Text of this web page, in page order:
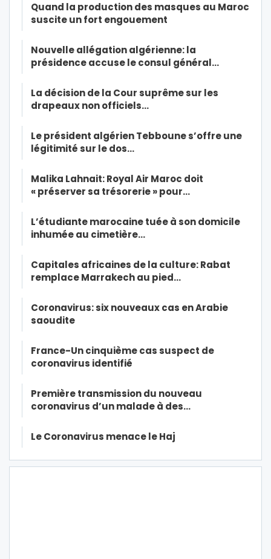
Quand la production des masques au Maroc
suscite un fort engouement
Nouvelle allégation algérienne: la
présidence accuse le consul général…
La décision de la Cour suprême sur les
drapeaux non officiels…
Le président algérien Tebboune s’offre une
légitimité sur le dos…
Malika Lahnait: Royal Air Maroc doit
« préserver sa trésorerie » pour…
L’étudiante marocaine tuée à son domicile
inhumée au cimetière…
Capitales africaines de la culture: Rabat
remplace Marrakech au pied…
Coronavirus: six nouveaux cas en Arabie
saoudite
France-Un cinquième cas suspect de
coronavirus identifié
Première transmission du nouveau
coronavirus d’un malade à des…
Le Coronavirus menace le Haj